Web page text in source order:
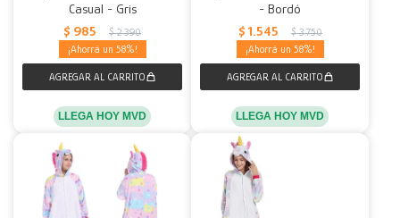
Casual - Gris
$ 985 $ 2.390
58
LLEGA HOY MVD
- Bordó
$ 1.545 $ 3.750
58
LLEGA HOY MVD